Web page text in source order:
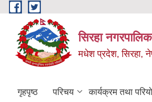
Skip to main content
सिरहा
मधेश प्रदेश, सिरहा,
गृहपृष्ठ परिचय कार्यक्रम तथा